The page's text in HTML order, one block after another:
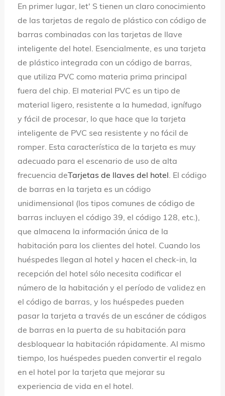
En primer lugar, let' S tienen un claro conocimiento
de las tarjetas de regalo de plástico con código de
barras combinadas con las tarjetas de llave
inteligente del hotel. Esencialmente, es una tarjeta
de plástico integrada con un código de barras,
que utiliza PVC como materia prima principal
fuera del chip. El material PVC es un tipo de
material ligero, resistente a la humedad, ignífugo
y fácil de procesar, lo que hace que la tarjeta
inteligente de PVC sea resistente y no fácil de
romper. Esta característica de la tarjeta es muy
adecuado para el escenario de uso de alta
frecuencia deTarjetas de llaves del hotel . El código
de barras en la tarjeta es un código
unidimensional (los tipos comunes de código de
barras incluyen el código 39, el código 128, etc.),
que almacena la información única de la
habitación para los clientes del hotel. Cuando los
huéspedes llegan al hotel y hacen el check-in, la
recepción del hotel sólo necesita codificar el
número de la habitación y el período de validez en
el código de barras, y los huéspedes pueden
pasar la tarjeta a través de un escáner de códigos
de barras en la puerta de su habitación para
desbloquear la habitación rápidamente. Al mismo
tiempo, los huéspedes pueden convertir el regalo
en el hotel por la tarjeta que mejorar su
experiencia de vida en el hotel.